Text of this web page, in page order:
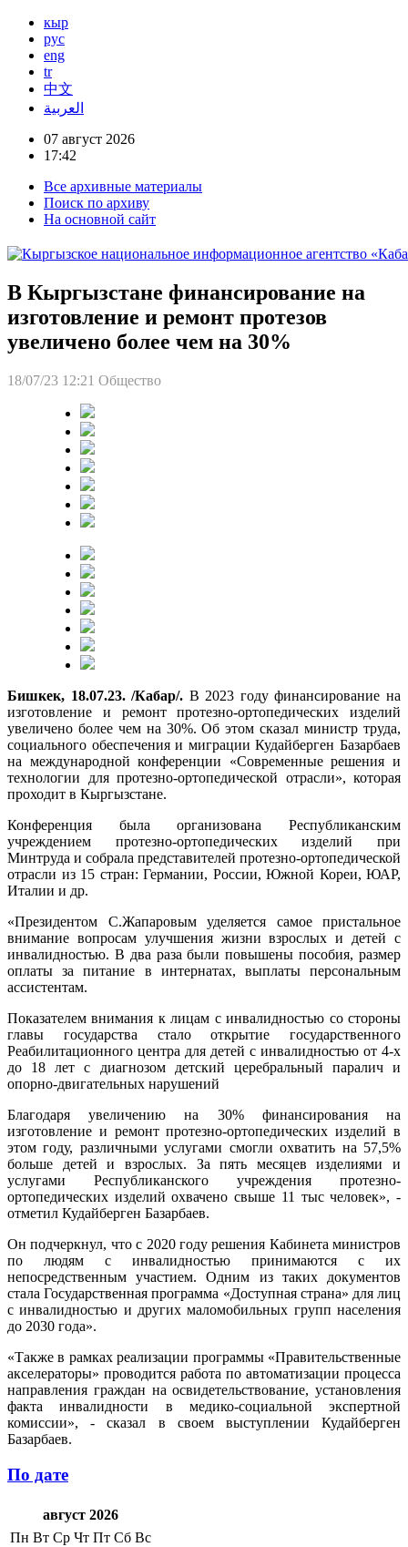
кыр
рус
eng
tr
中文
العربية
07 август 2026
17:42
Все архивные материалы
Поиск по архиву
На основной сайт
В Кыргызстане финансирование на
изготовление и ремонт протезов
увеличено более чем на 30%
18/07/23 12:21 Общество
Бишкек, 18.07.23. /Кабар/. В 2023 году финансирование на
изготовление и ремонт протезно-ортопедических изделий
увеличено более чем на 30%. Об этом сказал министр труда,
социального обеспечения и миграции Кудайберген Базарбаев
на международной конференции «Современные решения и
технологии для протезно-ортопедической отрасли», которая
проходит в Кыргызстане.
Конференция была организована Республиканским
учреждением протезно-ортопедических изделий при
Минтруда и собрала представителей протезно-ортопедической
отрасли из 15 стран: Германии, России, Южной Кореи, ЮАР,
Италии и др.
«Президентом С.Жапаровым уделяется самое пристальное
внимание вопросам улучшения жизни взрослых и детей с
инвалидностью. В два раза были повышены пособия, размер
оплаты за питание в интернатах, выплаты персональным
ассистентам.
Показателем внимания к лицам с инвалидностью со стороны
главы государства стало открытие государственного
Реабилитационного центра для детей с инвалидностью от 4-х
до 18 лет с диагнозом детский церебральный паралич и
опорно-двигательных нарушений
Благодаря увеличению на 30% финансирования на
изготовление и ремонт протезно-ортопедических изделий в
этом году, различными услугами смогли охватить на 57,5%
больше детей и взрослых. За пять месяцев изделиями и
услугами Республиканского учреждения протезно-
ортопедических изделий охвачено свыше 11 тыс человек», -
отметил Кудайберген Базарбаев.
Он подчеркнул, что с 2020 году решения Кабинета министров
по людям с инвалидностью принимаются с их
непосредственным участием. Одним из таких документов
стала Государственная программа «Доступная страна» для лиц
с инвалидностью и других маломобильных групп населения
до 2030 года».
«Также в рамках реализации программы «Правительственные
акселераторы» проводится работа по автоматизации процесса
направления граждан на освидетельствование, установления
факта инвалидности в медико-социальной экспертной
комиссии», - сказал в своем выступлении Кудайберген
Базарбаев.
По дате
август 2026
Пн Вт Ср Чт Пт Сб Вс